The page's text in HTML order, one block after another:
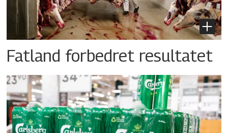
Fatland forbedret resultatet